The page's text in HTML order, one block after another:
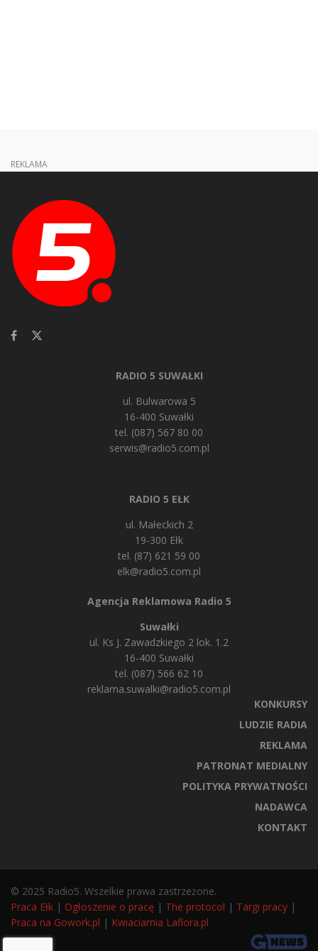
REKLAMA
RADIO 5 SUWAŁKI
ul. Bulwarowa 5
16-400 Suwałki
tel. (087) 567 80 00
serwis@radio5.com.pl
RADIO 5 EŁK
ul. Małeckich 2
19-300 Ełk
tel. (87) 621 59 00
elk@radio5.com.pl
Agencja Reklamowa Radio 5
Suwałki
ul. Ks J. Zawadzkiego 2 lok. 1.2
16-400 Suwałki
tel. (087) 566 62 10
reklama.suwalki@radio5.com.pl
KONKURSY
LUDZIE RADIA
REKLAMA
PATRONAT MEDIALNY
POLITYKA PRYWATNOŚCI
NADAWCA
KONTAKT
© 2025 Radio5. Wszelkie prawa zastrzeżone.
Praca Ełk | Ogłoszenie o pracę | The protocol | Targi pracy |
Praca na Gowork.pl | Kwiaciarnia Laflora.pl